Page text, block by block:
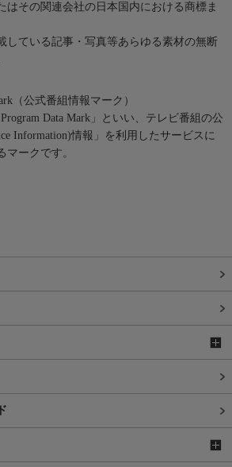
はその関連会社の日本国内における商標ま
している記事・写真等あらゆる素材の無断
（公式番組情報マーク）
Data Mark」といい、テレビ番組の公
Information)情報」を利用したサービスに
マークです。